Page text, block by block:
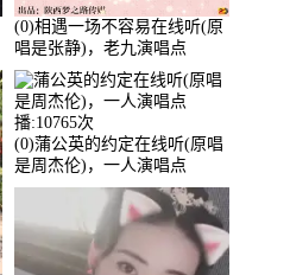
(0)相遇一场不容易在线听(原
唱是张静)，老九演唱点
播:11453次
(0)蒲公英的约定在线听(原唱
是周杰伦)，一人演唱点
播:10765次